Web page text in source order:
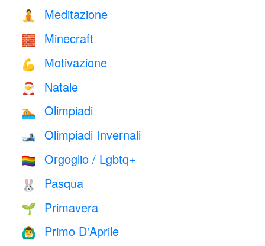
🧘 Meditazione
🧱 Minecraft
💪 Motivazione
🎅 Natale
🏊 Olimpiadi
🎿 Olimpiadi Invernali
🏳️‍🌈 Orgoglio / Lgbtq+
🐰 Pasqua
🌱 Primavera
🙆‍♂️ Primo D'Aprile